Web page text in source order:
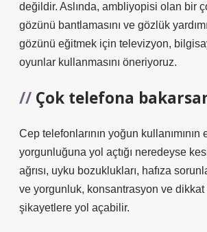
değildir. Aslında, ambliyopisi olan bir
gözünü bantlamasını ve gözlük
gözünü eğitmek için televizyon,
oyunlar kullanmasını öneriyoruz.
Çok telefona
Cep telefonlarının yoğun kullanımının
yorgunluğuna yol açtığı neredeyse
ağrısı, uyku bozuklukları, hafıza
ve yorgunluk, konsantrasyon ve
şikayetlere yol açabilir.